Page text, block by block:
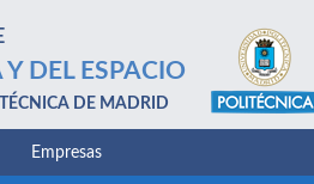
DEL ESPACIO
DE MADRID
Empresas